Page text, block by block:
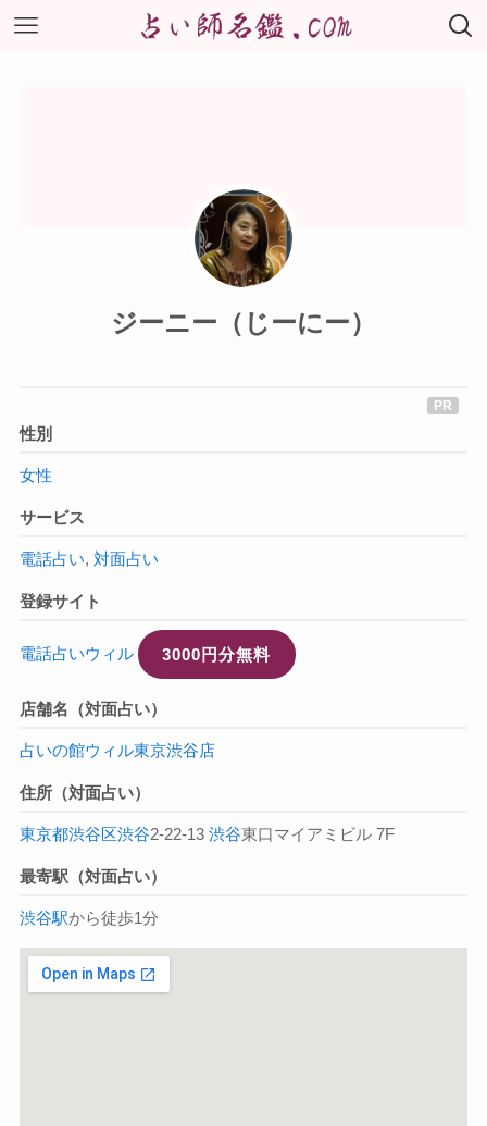
ジーニー（じーにー）
性別
女性
サービス
電話占い, 対面占い
登録サイト
電話占いウィル 3000円分無料
店舗名（対面占い）
占いの館ウィル東京渋谷店
住所（対面占い）
東京都渋谷区渋谷2-22-13 渋谷東口マイアミビル 7F
最寄駅（対面占い）
渋谷駅から徒歩1分